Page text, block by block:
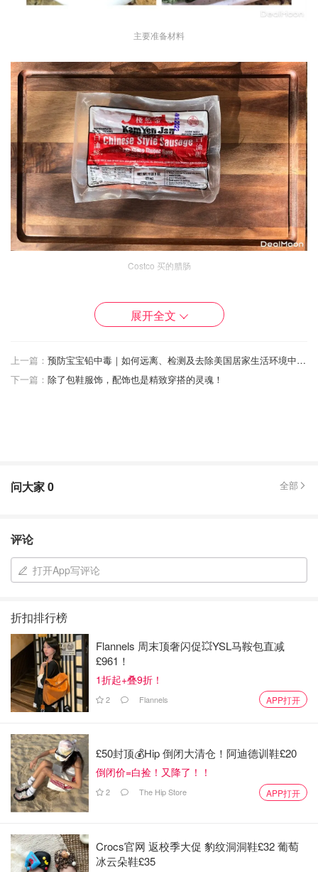
主要准备材料
Costco 买的腊肠
✅腊肠5条（因为我比较爱吃腊肠所以多放点）
展开全文
上一篇：
预防宝宝铅中毒｜如何远离、检测及去除美国居家生活环境中的铅
下一篇： 除了包鞋服饰，配饰也是精致穿搭的灵魂！
问大家0 全部
评论
打开App写评论
折扣排行榜
Flannels 周末顶奢闪促💥YSL马鞍包直减
£961！
1折起+叠9折！
2 Flannels APP打开
£50封顶💰Hip 倒闭大清仓！阿迪德训鞋£20
倒闭价=白捡！又降了！！
2 The Hip Store APP打开
Crocs官网 返校季大促 豹纹洞洞鞋£32 葡萄
冰云朵鞋£35